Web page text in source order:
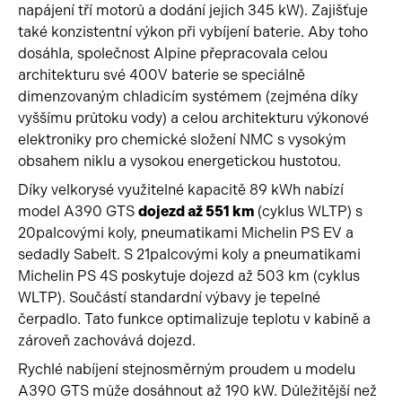
napájení tří motorů a dodání jejich 345 kW). Zajišťuje
také konzistentní výkon při vybíjení baterie. Aby toho
dosáhla, společnost Alpine přepracovala celou
architekturu své 400V baterie se speciálně
dimenzovaným chladicím systémem (zejména díky
vyššímu průtoku vody) a celou architekturu výkonové
elektroniky pro chemické složení NMC s vysokým
obsahem niklu a vysokou energetickou hustotou.
Díky velkorysé využitelné kapacitě 89 kWh nabízí
model A390 GTS dojezd až 551 km (cyklus WLTP) s
20palcovými koly, pneumatikami Michelin PS EV a
sedadly Sabelt. S 21palcovými koly a pneumatikami
Michelin PS 4S poskytuje dojezd až 503 km (cyklus
WLTP). Součástí standardní výbavy je tepelné
čerpadlo. Tato funkce optimalizuje teplotu v kabině a
zároveň zachovává dojezd.
Rychlé nabíjení stejnosměrným proudem u modelu
A390 GTS může dosáhnout až 190 kW. Důležitější než